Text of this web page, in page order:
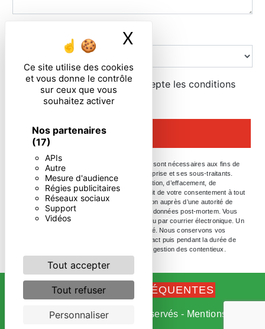
Ce site utilise des cookies
et vous donne le contrôle
sur ceux que vous
souhaitez activer
Nos partenaires
(17)
APIs
Autre
Mesure d'audience
Régies publicitaires
Réseaux sociaux
Support
Vidéos
Tout accepter
Tout refuser
Personnaliser
X
Combien font huit plus huit
En cochant cette case, j'accepte les conditions
particulières ci-dessous **
** Les données personnelles communiquées sont nécessaires aux fins de
vous contacter. Elles sont destinées à l'entreprise et ses sous-traitants.
Vous disposez de droits d’accès, de rectification, d’effacement, de
portabilité, de limitation, d’opposition, de retrait de votre consentement à tout
moment et du droit d’introduire une réclamation auprès d’une autorité de
contrôle, ainsi que d’organiser le sort de vos données post-mortem. Vous
pouvez exercer ces droits par voie postale ou par courrier électronique. Un
justificatif d'identité pourra vous être demandé. Nous conservons vos
données pendant la période de prise de contact puis pendant la durée de
prescription légale aux fins probatoires et de gestion des contentieux.
RECHERCHES FRÉQUENTES
Vistalid- 2026 - Tous droits réservés - Mentions